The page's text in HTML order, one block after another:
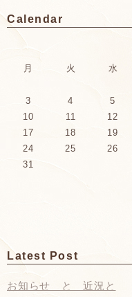
Calendar
月
火 水
3
4 5
10
11 12
17
18 19
24
25 26
31
Latest Post
お知らせ と 近況と